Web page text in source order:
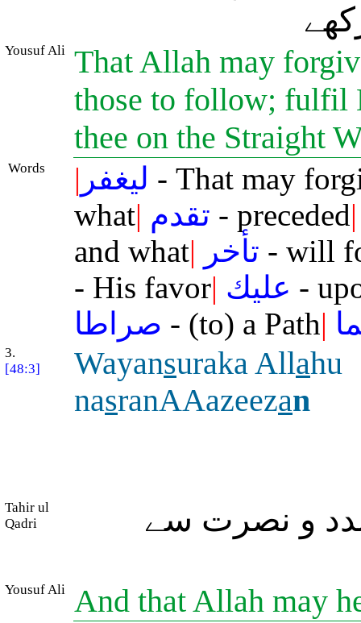
Yousuf Ali That Allah may
those to follow; fulfil
thee on the Straight
Words | ليغفر - That may
what| تقدم - preceded|
and what| تأخر - will
- His favor| عليك -
صراطا - (to) a Path|
3.
[48:3]
Wayansuraka Allahu
nasranAAazeezan
Tahir ul
Qadri
و نصرت سے
Yousuf Ali And that Allah may